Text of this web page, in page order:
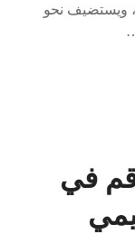
ويستضيف نحو
في